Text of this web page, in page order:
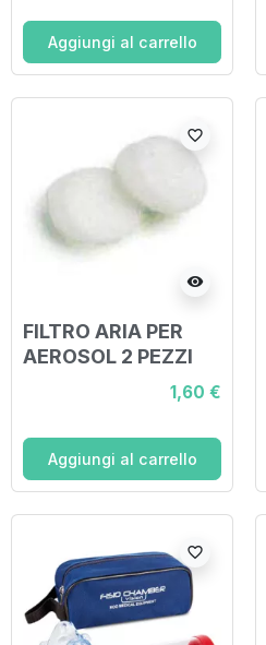
PER ADULTI CON
BOCCAGLIO
VALVOLE ESPI
Aggiungi al carrello
visibility
favorite_border
FILTRO ARIA PER
AEROSOL 2 PEZZI
1,60 €
Aggiungi al carrello
favorite_border